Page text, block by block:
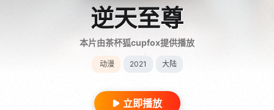
逆天至尊
本片由茶杯狐cupfox提供播放
动漫 2021 大陆
立即播放